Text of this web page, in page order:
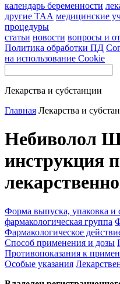
календарь беременности
другие ТАА медицинские
процедуры
статьи новости вопросы и
Политика обработки ПД
на использование Cookie
Лекарства и субстанции
Главная Лекарства и
Небиволол
инструкция
Форма выпуска, упаковка и
фармакологическая группа
Фармакологическое
Способ применения и дозы
Противопоказания к
Особые указания